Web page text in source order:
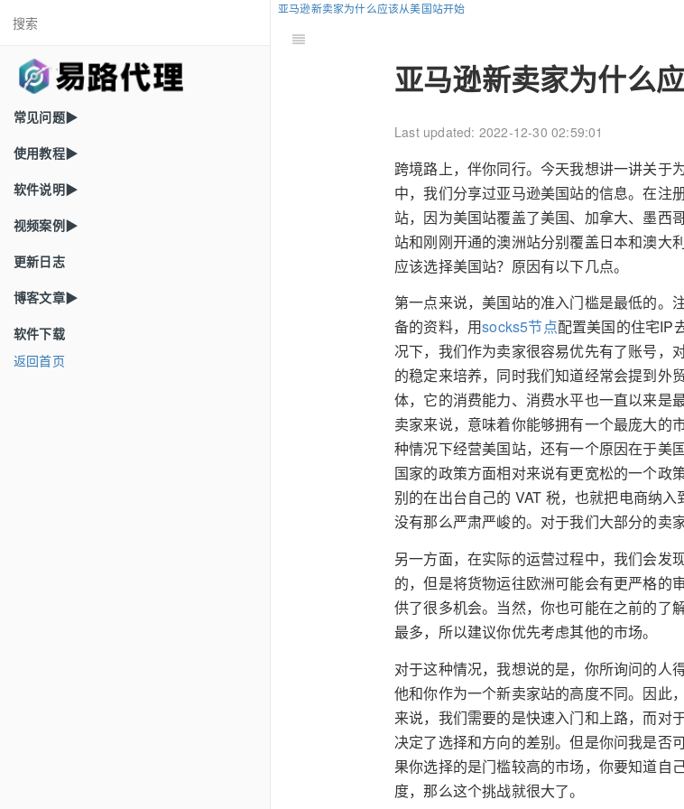
常见问题▶
使用教程▶
软件说明▶
视频案例▶
更新日志
博客文章▶
软件下载
返回首页
亚马逊新卖家为什么应该从美国站开始
亚马逊新卖家为什么
Last updated: 2022-12-30 02:59:01
跨境路上，伴你同行。今天我想讲一讲关于
中，我们分享过亚马逊美国站的信息。在注
站，因为美国站覆盖了美国、加拿大、墨西
站和刚刚开通的澳洲站分别覆盖日本和澳大
应该选择美国站？原因有以下几点。
第一点来说，美国站的准入门槛是最低的。
备的资料，用socks5节点配置美国的住宅IP
况下，我们作为卖家很容易优先有了账号，
的稳定来培养，同时我们知道经常会提到外
体，它的消费能力、消费水平也一直以来是
卖家来说，意味着你能够拥有一个最庞大的
种情况下经营美国站，还有一个原因在于美
国家的政策方面相对来说有更宽松的一个政
别的在出台自己的 VAT 税，也就把电商纳
没有那么严肃严峻的。对于我们大部分的卖
另一方面，在实际的运营过程中，我们会发
的，但是将货物运往欧洲可能会有更严格的
供了很多机会。当然，你也可能在之前的了
最多，所以建议你优先考虑其他的市场。
对于这种情况，我想说的是，你所询问的人
他和你作为一个新卖家站的高度不同。因此
来说，我们需要的是快速入门和上路，而对
决定了选择和方向的差别。但是你问我是否
果你选择的是门槛较高的市场，你要知道自
度，那么这个挑战就很大了。